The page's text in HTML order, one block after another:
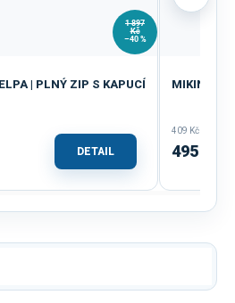
1 897
Kč
–40 %
| PLNÝ ZIP S KAPUCÍ
DETAIL
MIKINA
409 Kč bez
495 Kč